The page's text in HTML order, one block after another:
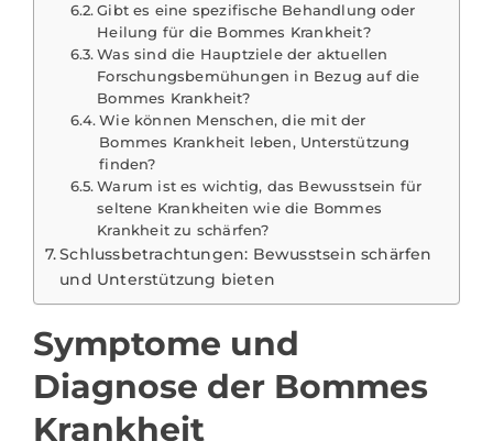
Gibt es eine spezifische Behandlung oder
Heilung für die Bommes Krankheit?
Was sind die Hauptziele der aktuellen
Forschungsbemühungen in Bezug auf die
Bommes Krankheit?
Wie können Menschen, die mit der
Bommes Krankheit leben, Unterstützung
finden?
Warum ist es wichtig, das Bewusstsein für
seltene Krankheiten wie die Bommes
Krankheit zu schärfen?
Schlussbetrachtungen: Bewusstsein schärfen
und Unterstützung bieten
Symptome und
Diagnose der Bommes
Krankheit